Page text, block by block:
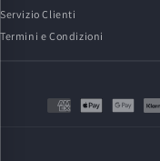
Servizio Clienti
Termini e Condizioni
Metodi